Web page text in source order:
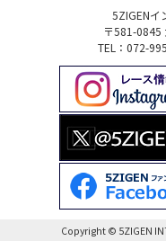
5ZIGENイ
〒581-0845
TEL：072-
Copyright © 5ZIGEN